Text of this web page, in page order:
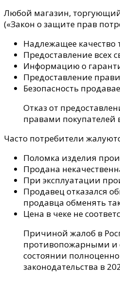
Любой магазин, торгующий
(«Закон о защите прав
Надлежащее качество
Предоставление всех
Информацию о
Предоставление
Безопасность
Отказ от
правами покупателей
Часто потребители
Поломка изделия
Продана
При эксплуатации
Продавец отказался
продавца обменять
Цена в чеке не
Причиной жалоб в
противопожарными и
состоянии
законодательства в